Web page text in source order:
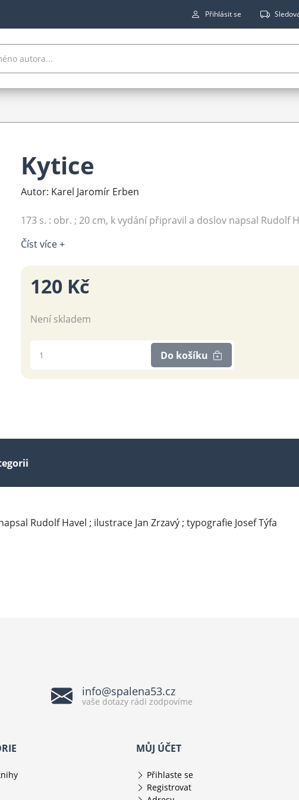
Přihlásit se
Kytice
Autor: Karel Jaromír Erben
173 s. : obr. ; 20 cm, k vydání připravil a doslov napsal Rudolf
Číst více +
120 Kč
Není skladem
Do košíku
Rudolf Havel ; ilustrace Jan Zrzavý ; typografie Josef Týfa
info@spalena53.cz
vaše dotazy rádi zodpovíme
MŮJ ÚČET
Přihlaste se
Registrovat